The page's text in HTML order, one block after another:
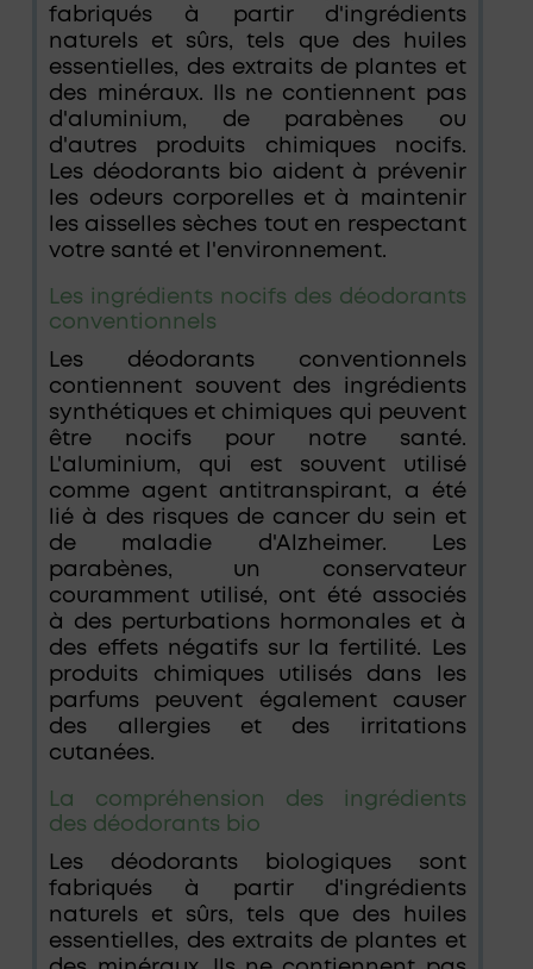
fabriqués à partir d'ingrédients
naturels et sûrs, tels que des huiles
essentielles, des extraits de plantes et
des minéraux. Ils ne contiennent pas
d'aluminium, de parabènes ou
d'autres produits chimiques nocifs.
Les déodorants bio aident à prévenir
les odeurs corporelles et à maintenir
les aisselles sèches tout en respectant
votre santé et l'environnement.
Les ingrédients nocifs des déodorants
conventionnels
Les déodorants conventionnels
contiennent souvent des ingrédients
synthétiques et chimiques qui peuvent
être nocifs pour notre santé.
L'aluminium, qui est souvent utilisé
comme agent antitranspirant, a été
lié à des risques de cancer du sein et
de maladie d'Alzheimer. Les
parabènes, un conservateur
couramment utilisé, ont été associés
à des perturbations hormonales et à
des effets négatifs sur la fertilité. Les
produits chimiques utilisés dans les
parfums peuvent également causer
des allergies et des irritations
cutanées.
La compréhension des ingrédients
des déodorants bio
Les déodorants biologiques sont
fabriqués à partir d'ingrédients
naturels et sûrs, tels que des huiles
essentielles, des extraits de plantes et